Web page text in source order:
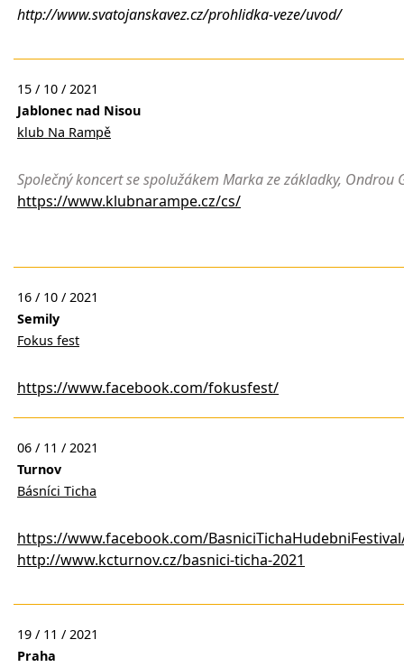
http://www.svatojanskavez.cz/prohlidka-veze/uvod/
15 / 10 / 2021
Jablonec nad Nisou
klub Na Rampě
Společný koncert se spolužákem Marka ze základky, Ondrou
https://www.klubnarampe.cz/cs/
16 / 10 / 2021
Semily
Fokus fest
https://www.facebook.com/fokusfest/
06 / 11 / 2021
Turnov
Básníci Ticha
https://www.facebook.com/
http://www.kcturnov.cz/basnici-ticha-2021
19 / 11 / 2021
Praha